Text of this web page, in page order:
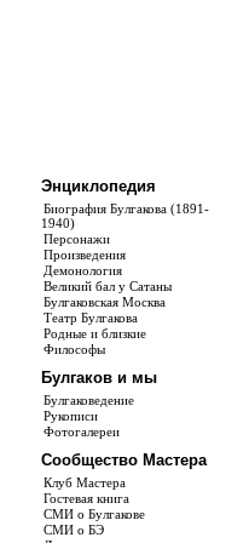
Энциклопедия
Биография Булгакова (1891-
1940)
Персонажи
Произведения
Демонология
Великий бал у Сатаны
Булгаковская Москва
Театр Булгакова
Родные и близкие
Философы
Булгаков и мы
Булгаковедение
Рукописи
Фотогалереи
Сообщество Мастера
Клуб Мастера
Гостевая книга
СМИ о Булгакове
СМИ о БЭ